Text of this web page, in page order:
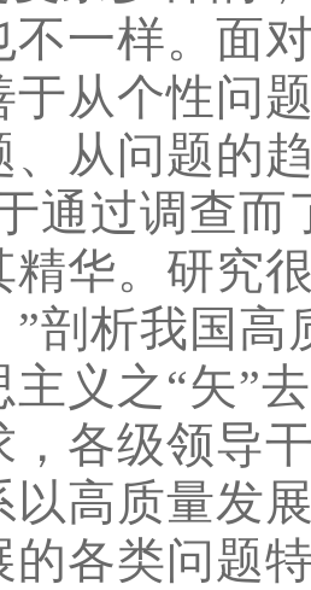
不一样。面
于从个性问
、从问题的
通过调查
精华。研究
”剖析我国
主义之“矢”
，各级领导
以高质量发
的各类问题